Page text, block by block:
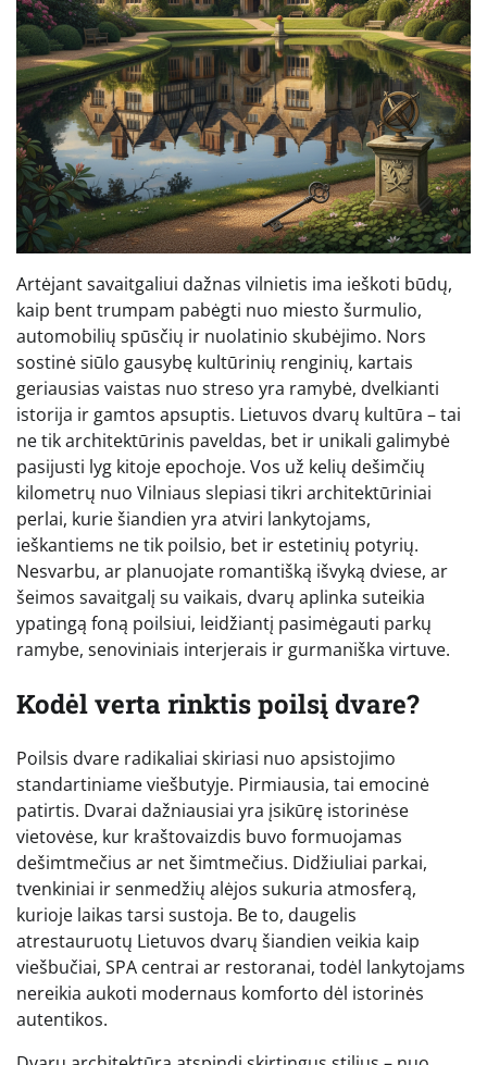
Artėjant savaitgaliui dažnas vilnietis ima ieškoti būdų,
kaip bent trumpam pabėgti nuo miesto šurmulio,
automobilių spūsčių ir nuolatinio skubėjimo. Nors
sostinė siūlo gausybę kultūrinių renginių, kartais
geriausias vaistas nuo streso yra ramybė, dvelkianti
istorija ir gamtos apsuptis. Lietuvos dvarų kultūra – tai
ne tik architektūrinis paveldas, bet ir unikali galimybė
pasijusti lyg kitoje epochoje. Vos už kelių dešimčių
kilometrų nuo Vilniaus slepiasi tikri architektūriniai
perlai, kurie šiandien yra atviri lankytojams,
ieškantiems ne tik poilsio, bet ir estetinių potyrių.
Nesvarbu, ar planuojate romantišką išvyką dviese, ar
šeimos savaitgalį su vaikais, dvarų aplinka suteikia
ypatingą foną poilsiui, leidžiantį pasimėgauti parkų
ramybe, senoviniais interjerais ir gurmaniška virtuve.
Kodėl verta rinktis poilsį dvare?
Poilsis dvare radikaliai skiriasi nuo apsistojimo
standartiniame viešbutyje. Pirmiausia, tai emocinė
patirtis. Dvarai dažniausiai yra įsikūrę istorinėse
vietovėse, kur kraštovaizdis buvo formuojamas
dešimtmečius ar net šimtmečius. Didžiuliai parkai,
tvenkiniai ir senmedžių alėjos sukuria atmosferą,
kurioje laikas tarsi sustoja. Be to, daugelis
atrestauruotų Lietuvos dvarų šiandien veikia kaip
viešbučiai, SPA centrai ar restoranai, todėl lankytojams
nereikia aukoti modernaus komforto dėl istorinės
autentikos.